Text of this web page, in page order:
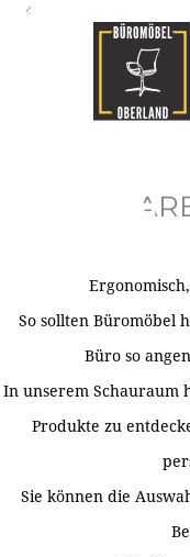
So sollten Büromöbel
Büro so
In unserem Schauraum
Produkte zu
Sie können die